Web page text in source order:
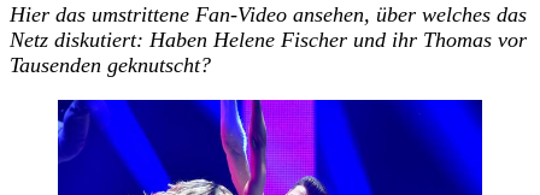
Hier das umstrittene Fan-Video ansehen, über welches das
Netz diskutiert: Haben Helene Fischer und ihr Thomas vor
Tausenden geknutscht?